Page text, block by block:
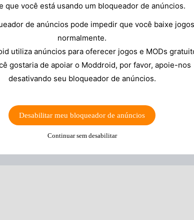
que você está usando um bloqueador de anúncios.
de anúncios pode impedir que você baixe
normalmente.
utiliza anúncios para oferecer jogos e MODs
gostaria de apoiar o Moddroid, por favor, apoie-nos
desativando seu bloqueador de anúncios.
Desabilitar meu bloqueador de anúncios
Continuar sem desabilitar